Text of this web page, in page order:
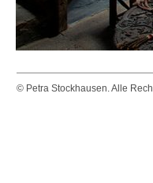
© Petra Stockhausen. Alle